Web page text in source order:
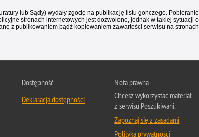
lub Sądy) wydały zgodę na publikację listu gończego.
stronach internetowych jest dozwolone, jednak w takiej sytuacji
z publikowaniem bądź kopiowaniem zawartości serwisu na
Dostępność
Deklaracja dostępności
Nota prawna
Chcesz wykorzystać materiał
z serwisu Poszukiwani.
Zapoznaj się z zasadami
Polityka prywatności